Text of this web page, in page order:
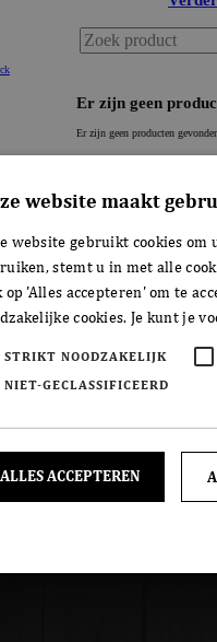
website maakt
website gebruikt cookies
stemt u in met alle
op 'Alles accepteren' om te
cookies. Je kunt je
STRIKT NOODZAKELIJK
NIET-GECLASSIFICEERD
ALLES ACCEPTEREN